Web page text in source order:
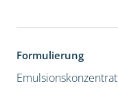
Formulierung
Emulsionskonzentrat